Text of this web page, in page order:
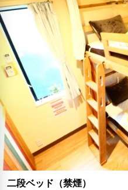
二段ベッド（禁煙）